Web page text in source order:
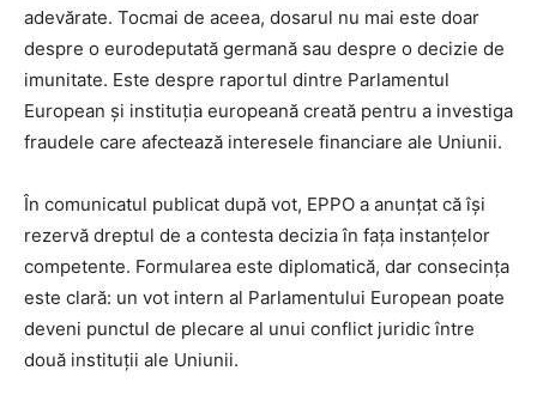
adevărate. Tocmai de aceea, dosarul nu mai este doar
despre o eurodeputată germană sau despre o decizie de
imunitate. Este despre raportul dintre Parlamentul
European și instituția europeană creată pentru a investiga
fraudele care afectează interesele financiare ale Uniunii.
În comunicatul publicat după vot, EPPO a anunțat că își
rezervă dreptul de a contesta decizia în fața instanțelor
competente. Formularea este diplomatică, dar consecința
este clară: un vot intern al Parlamentului European poate
deveni punctul de plecare al unui conflict juridic între
două instituții ale Uniunii.